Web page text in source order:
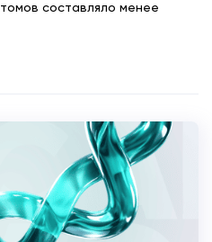
составляло менее